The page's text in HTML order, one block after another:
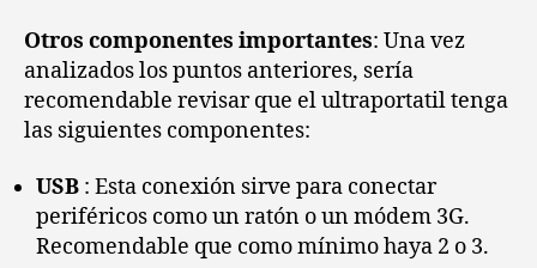
Otros componentes importantes: Una vez
analizados los puntos anteriores, sería
recomendable revisar que el ultraportatil tenga
las siguientes componentes:
USB : Esta conexión sirve para conectar
periféricos como un ratón o un módem 3G.
Recomendable que como mínimo haya 2 o 3.